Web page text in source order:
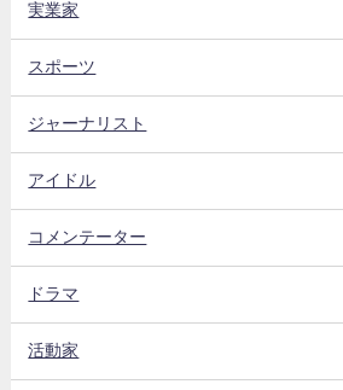
実業家
スポーツ
ジャーナリスト
アイドル
コメンテーター
ドラマ
活動家